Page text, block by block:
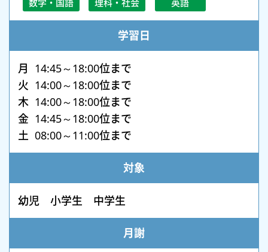
数学・国語 理科・社会 英語
学習日
月 14:45～18:00位まで
火 14:00～18:00位まで
木 14:00～18:00位まで
金 14:45～18:00位まで
土 08:00～11:00位まで
対象
幼児 小学生 中学生
月謝